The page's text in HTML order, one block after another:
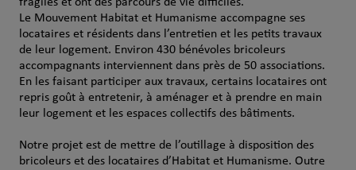
Le Mouvement Habitat et Humanisme accompagne ses
locataires et résidents dans l’entretien et les petits travaux
de leur logement. Environ 430 bénévoles bricoleurs
accompagnants interviennent dans près de 50 associations.
En les faisant participer aux travaux, certains locataires ont
repris goût à entretenir, à aménager et à prendre en main
leur logement et les espaces collectifs des bâtiments.
Notre projet est de mettre de l’outillage à disposition des
bricoleurs et des locataires d’Habitat et Humanisme. Outre